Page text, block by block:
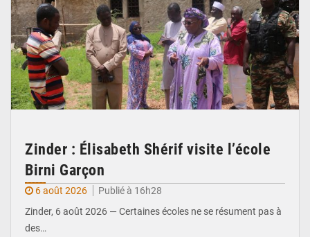
Zinder : Élisabeth Shérif visite l’école
Birni Garçon
6 août 2026
Publié à 16h28
Zinder, 6 août 2026 — Certaines écoles ne se résument pas à
des…